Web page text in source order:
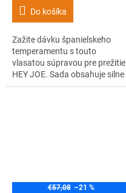
Do košíka
Zažite dávku španielskeho
temperamentu s touto
vlasatou súpravou pre prežitie
HEY JOE. Sada obsahuje silne
tužiacu pomádu vo väčšom
€57,08 –21 %